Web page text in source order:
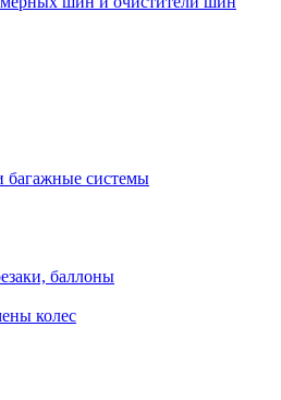
багажные системы
баллоны
колес